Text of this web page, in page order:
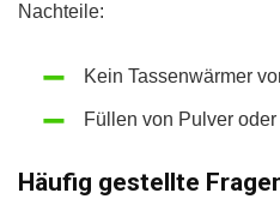
Nachteile:
Kein Tassenwärmer
Füllen von Pulver
Häufig gestellte